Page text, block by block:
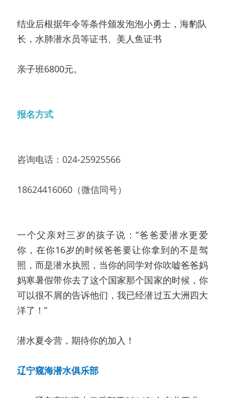
结业后根据年令等条件颁发泡泡小勇士，海豹队
长，水肺潜水员等证书、美人鱼证书
亲子班6800元。
报名方式
咨询电话：024-25925566
18624416060（微信同号）
一个父亲对三岁的孩子说：“爸爸爱潜水更爱
你，在你16岁的时候爸爸要让你拿到的不是驾
照，而是潜水执照，当你的同学对你吹嘘爸爸妈
妈寒暑假带你去了这个国家那个国家的时候，你
可以很不屑的告诉他们，我已经潜过五大洲四大
洋了！”
潜水夏令营，期待你的加入！
辽宁窥海潜水俱乐部